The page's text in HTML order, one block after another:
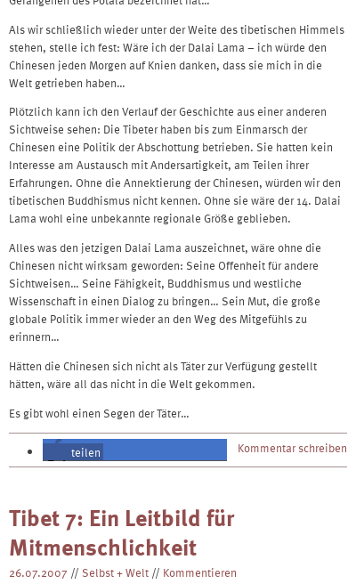
Als wir schließlich wieder unter der Weite des tibetischen Himmels
stehen, stelle ich fest: Wäre ich der Dalai Lama – ich würde den
Chinesen jeden Morgen auf Knien danken, dass sie mich in die
Welt getrieben haben…
Plötzlich kann ich den Verlauf der Geschichte aus einer anderen
Sichtweise sehen: Die Tibeter haben bis zum Einmarsch der
Chinesen eine Politik der Abschottung betrieben. Sie hatten kein
Interesse am Austausch mit Andersartigkeit, am Teilen ihrer
Erfahrungen. Ohne die Annektierung der Chinesen, würden wir den
tibetischen Buddhismus nicht kennen. Ohne sie wäre der 14. Dalai
Lama wohl eine unbekannte regionale Größe geblieben.
Alles was den jetzigen Dalai Lama auszeichnet, wäre ohne die
Chinesen nicht wirksam geworden: Seine Offenheit für andere
Sichtweisen… Seine Fähigkeit, Buddhismus und westliche
Wissenschaft in einen Dialog zu bringen… Sein Mut, die große
globale Politik immer wieder an den Weg des Mitgefühls zu
erinnern…
Hätten die Chinesen sich nicht als Täter zur Verfügung gestellt
hätten, wäre all das nicht in die Welt gekommen.
Es gibt wohl einen Segen der Täter…
teilen
teilen
Kommentar schreiben
Tibet 7: Ein Leitbild für
Mitmenschlichkeit
26.07.2007 // Selbst + Welt // Kommentieren